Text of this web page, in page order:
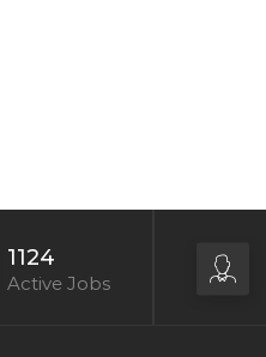
1124
Active Jobs